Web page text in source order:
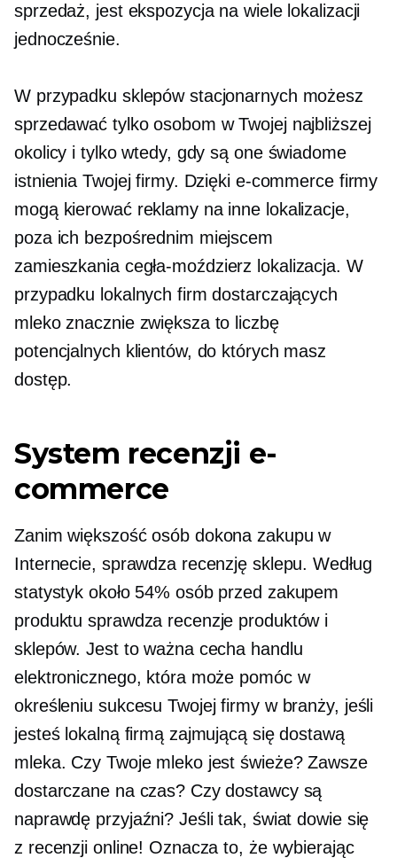
sprzedaż, jest ekspozycja na wiele lokalizacji
jednocześnie.
W przypadku sklepów stacjonarnych możesz
sprzedawać tylko osobom w Twojej najbliższej
okolicy i tylko wtedy, gdy są one świadome
istnienia Twojej firmy. Dzięki e-commerce firmy
mogą kierować reklamy na inne lokalizacje,
poza ich bezpośrednim miejscem
zamieszkania cegła-moździerz lokalizacja. W
przypadku lokalnych firm dostarczających
mleko znacznie zwiększa to liczbę
potencjalnych klientów, do których masz
dostęp.
System recenzji e-
commerce
Zanim większość osób dokona zakupu w
Internecie, sprawdza recenzję sklepu. Według
statystyk około 54% osób przed zakupem
produktu sprawdza recenzje produktów i
sklepów. Jest to ważna cecha handlu
elektronicznego, która może pomóc w
określeniu sukcesu Twojej firmy w branży, jeśli
jesteś lokalną firmą zajmującą się dostawą
mleka. Czy Twoje mleko jest świeże? Zawsze
dostarczane na czas? Czy dostawcy są
naprawdę przyjaźni? Jeśli tak, świat dowie się
z recenzji online! Oznacza to, że wybierając